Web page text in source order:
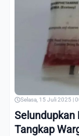
Selasa, 15 Juli 2025 |
Selundupkan
Tangkap